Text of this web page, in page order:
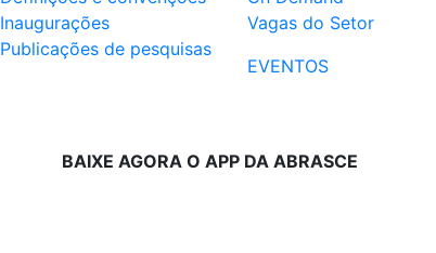
Inaugurações
Publicações de pesquisas
Vagas do Setor
EVENTOS
BAIXE AGORA O APP DA ABRASCE